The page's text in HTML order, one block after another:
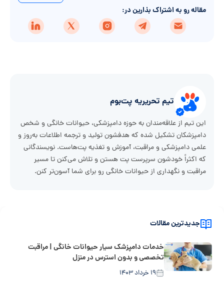
مقاله رو به اشتراک بذارین در:
تیم تحریریه پت‌بوم
این تیم از علاقه‌مندان به حوزه دامپزشکی، حیوانات خانگی و شخص
دامپزشکان تشکیل شده که هدفشون تولید و ترجمه اطلاعات به‌روز و
علمی دامپزشکی و مراقبت، آموزش و تغذیه پت‌هاست. نویسندگانی
که اکثراً خودشون سرپرست پت هستن و تلاش می‌کنن تا مسیر
مراقبت و نگهداری از حیوانات خانگی رو برای شما آسون‌تر کنن.
جدیدترین مقالات
خدمات دامپزشک سیار حیوانات خانگی | مراقبت
تخصصی و بدون استرس در منزل
۱۹ خرداد ۱۴۰۳